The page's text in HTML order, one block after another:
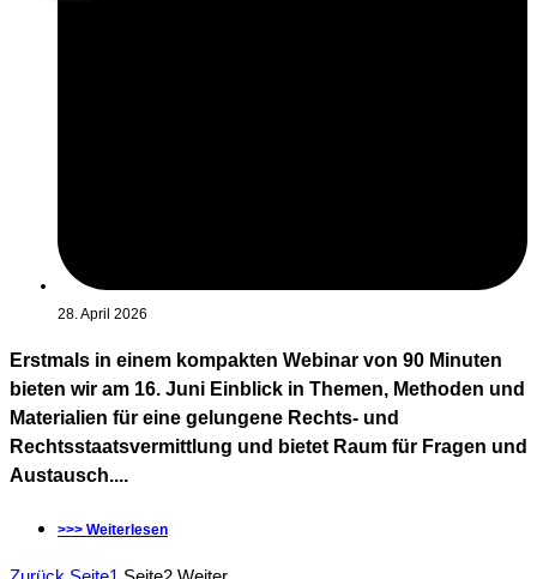
28. April 2026
Erstmals in einem kompakten Webinar von 90 Minuten
bieten wir am 16. Juni Einblick in Themen, Methoden und
Materialien für eine gelungene Rechts- und
Rechtsstaatsvermittlung und bietet Raum für Fragen und
Austausch....
>>> Weiterlesen